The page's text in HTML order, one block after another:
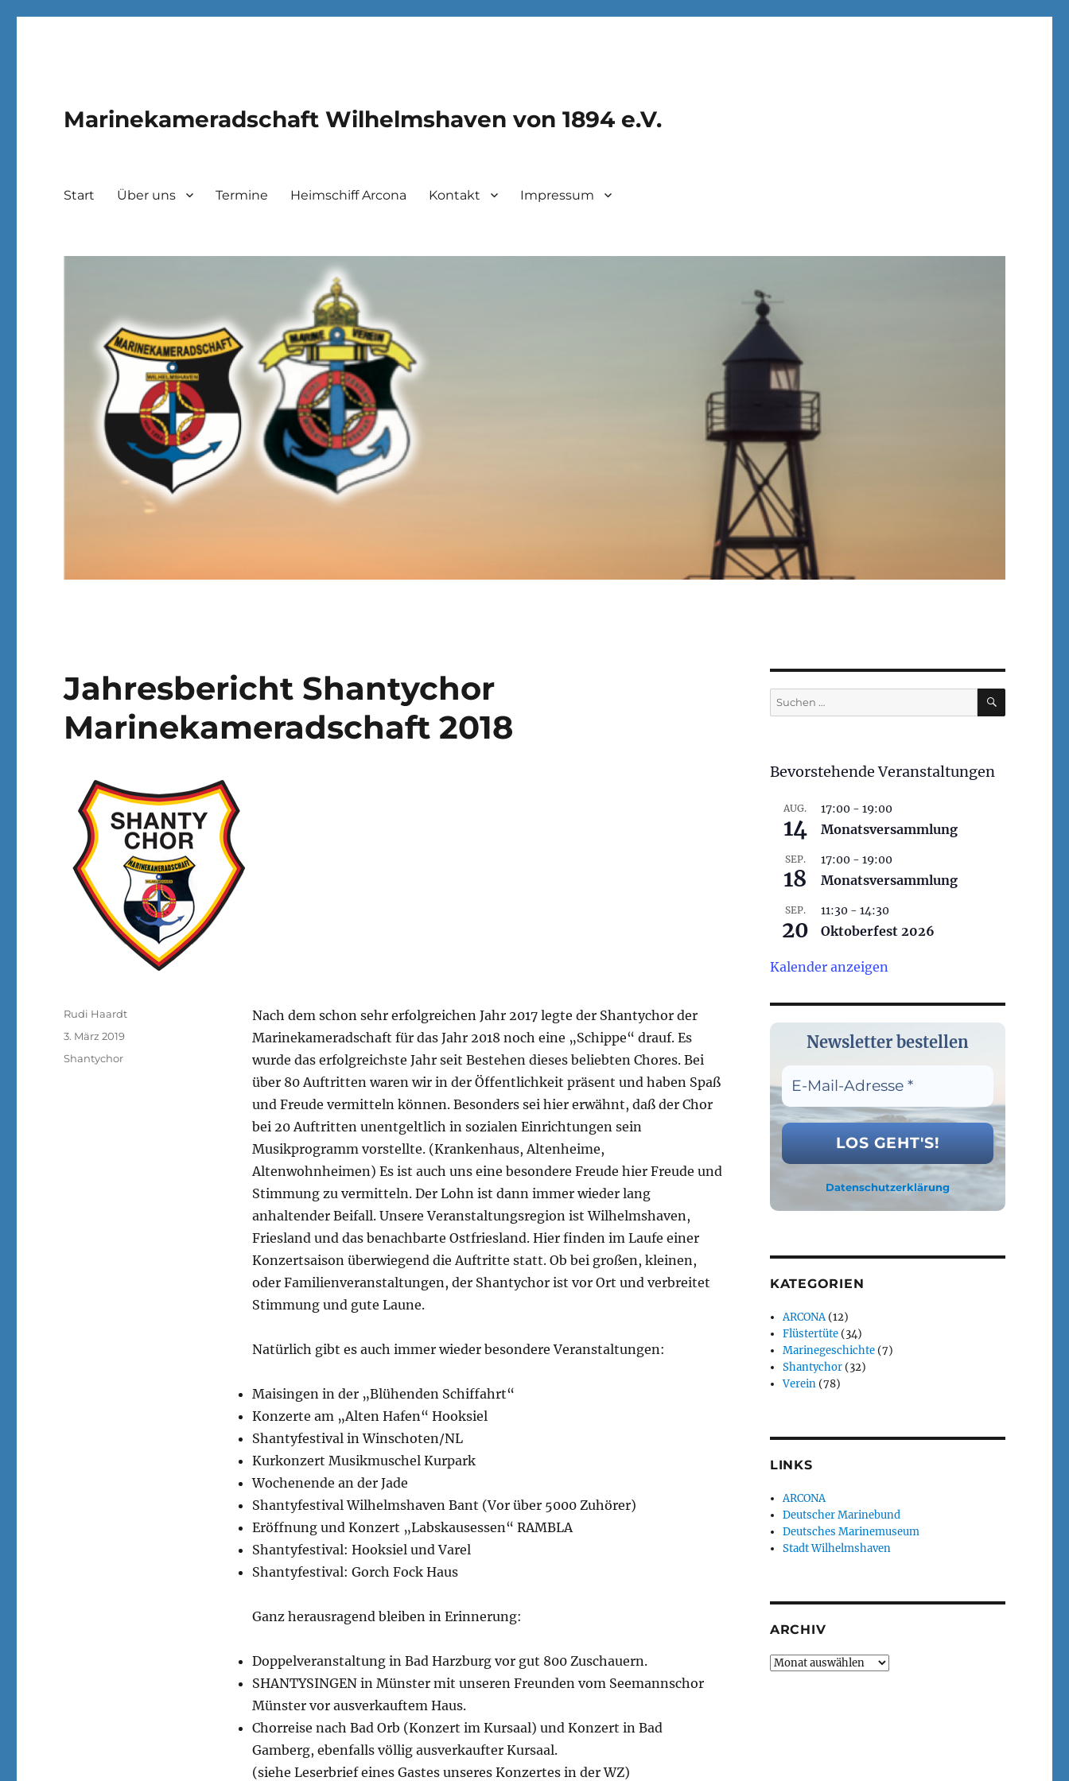
Marinekameradschaft Wilhelmshaven von 1894 e.V.
Start Über uns Termine Heimschiff Arcona Kontakt Impressum
Jahresbericht Shantychor
Marinekameradschaft 2018
Nach dem schon sehr erfolgreichen Jahr 2017 legte der Shantychor der
Marinekameradschaft für das Jahr 2018 noch eine „Schippe“ drauf. Es
wurde das erfolgreichste Jahr seit Bestehen dieses beliebten Chores. Bei
über 80 Auftritten waren wir in der Öffentlichkeit präsent und haben Spaß
und Freude vermitteln können. Besonders sei hier erwähnt, daß der Chor
bei 20 Auftritten unentgeltlich in sozialen Einrichtungen sein
Musikprogramm vorstellte. (Krankenhaus, Altenheime,
Altenwohnheimen) Es ist auch uns eine besondere Freude hier Freude und
Stimmung zu vermitteln. Der Lohn ist dann immer wieder lang
anhaltender Beifall. Unsere Veranstaltungsregion ist Wilhelmshaven,
Friesland und das benachbarte Ostfriesland. Hier finden im Laufe einer
Konzertsaison überwiegend die Auftritte statt. Ob bei großen, kleinen,
oder Familienveranstaltungen, der Shantychor ist vor Ort und verbreitet
Stimmung und gute Laune.
Natürlich gibt es auch immer wieder besondere Veranstaltungen:
Maisingen in der „Blühenden Schiffahrt“
Konzerte am „Alten Hafen“ Hooksiel
Shantyfestival in Winschoten/NL
Kurkonzert Musikmuschel Kurpark
Wochenende an der Jade
Shantyfestival Wilhelmshaven Bant (Vor über 5000 Zuhörer)
Eröffnung und Konzert „Labskausessen“ RAMBLA
Shantyfestival: Hooksiel und Varel
Shantyfestival: Gorch Fock Haus
Ganz herausragend bleiben in Erinnerung:
Doppelveranstaltung in Bad Harzburg vor gut 800 Zuschauern.
SHANTYSINGEN in Münster mit unseren Freunden vom Seemannschor
Münster vor ausverkauftem Haus.
Chorreise nach Bad Orb (Konzert im Kursaal) und Konzert in Bad
Gamberg, ebenfalls völlig ausverkaufter Kursaal.
(siehe Leserbrief eines Gastes unseres Konzertes in der WZ)
Autor
Rudi Haardt
Veröffentlicht
am
3. März 2019
Kategorien
Shantychor
Suchen
nach:
SUCHEN
Bevorstehende Veranstaltungen
AUG.
14
17:00- 19:00
Monatsversammlung
SEP.
18
17:00- 19:00
Monatsversammlung
SEP.
20
11:30- 14:30
Oktoberfest 2026
Kalender anzeigen
Newsletter bestellen
Datenschutzerklärung
KATEGORIEN
ARCONA(12)
Flüstertüte (34)
Marinegeschichte (7)
Shantychor (32)
Verein (78)
LINKS
ARCONA
Deutscher Marinebund
Deutsches Marinemuseum
Stadt Wilhelmshaven
ARCHIV
Archiv